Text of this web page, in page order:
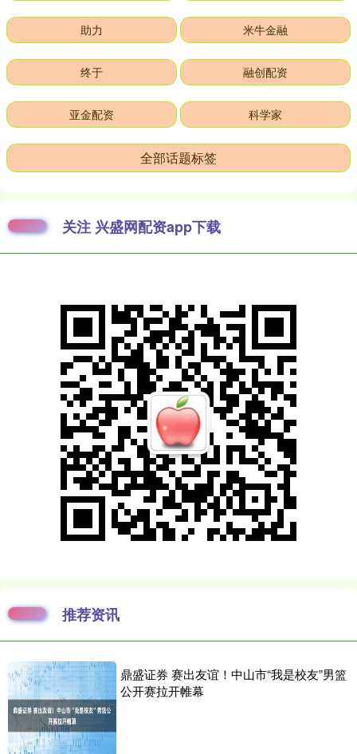
助力 米牛金融
终于 融创配资
亚金配资 科学家
全部话题标签
关注 兴盛网配资app下载
推荐资讯
鼎盛证券 赛出友谊！中山市“我是校友”男篮
公开赛拉开帷幕